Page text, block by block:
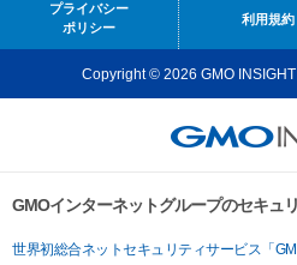
プライバシー
ポリシー
利用規約
Copyright © 2026 GMO
GMOインターネットグループのセキュ
世界初総合ネットセキュリティサービス「